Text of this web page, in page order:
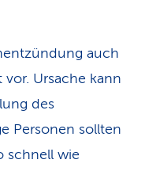
auch
Ursache kann
des
Personen sollten
schnell wie